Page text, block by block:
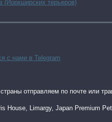
(Йоркширских терьеров)
с нами в Telegram
отправляем по почте или
House, Limargy, Japan Premium Pet